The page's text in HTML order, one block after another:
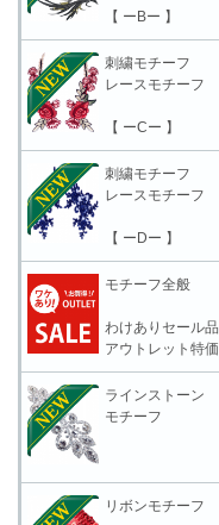
【 ーBー 】
刺繍モチーフ
レースモチーフ
【 ーCー 】
刺繍モチーフ
レースモチーフ
【 ーDー 】
モチーフ全般
わけありセール品
アウトレット特価
ラインストーン
モチーフ
リボンモチーフ